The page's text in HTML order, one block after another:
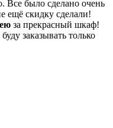
Все было сделано очень
ещё скидку сделали!
за прекрасный шкаф!
заказывать только